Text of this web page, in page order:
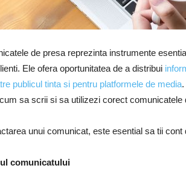
de presa reprezinta instrumente
Ele ofera oportunitatea de a distribui
publicul tinta si pentru platformele de media
sa scrii si sa utilizezi corect comunicatele
unui comunicat, este esential sa tii cont
comunicatului